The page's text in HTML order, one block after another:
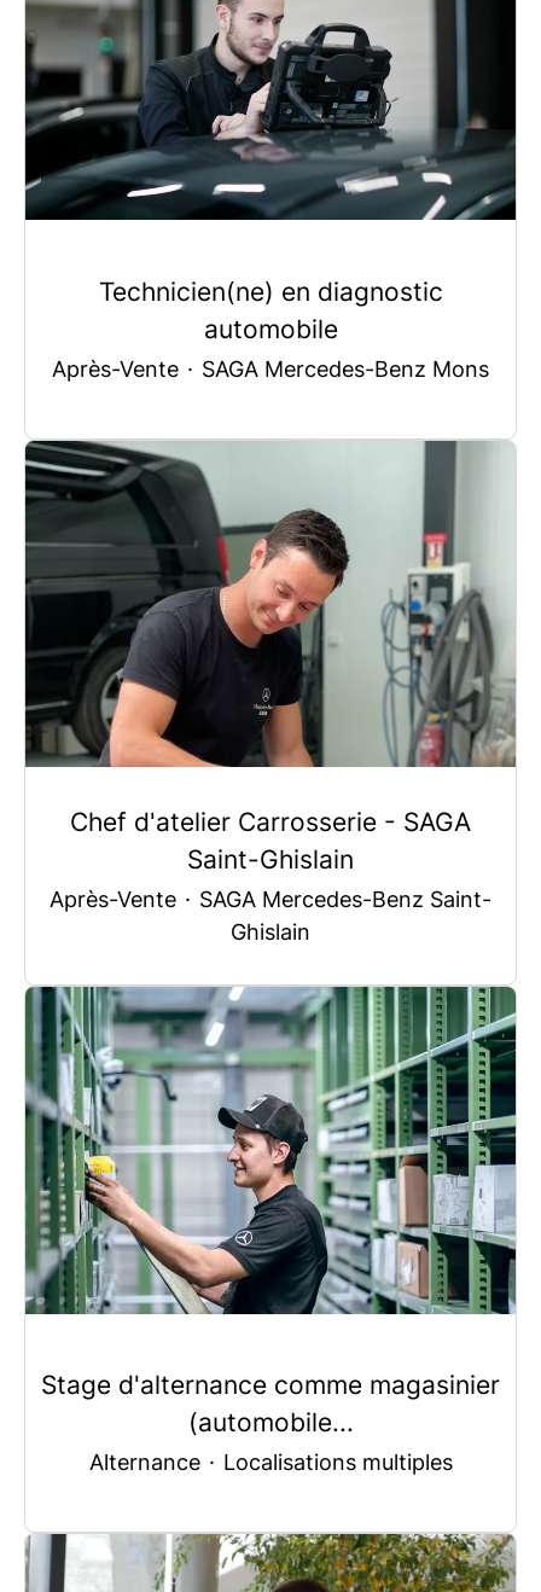
Technicien(ne) en diagnostic
automobile
Après-Vente · SAGA Mercedes-Benz Mons
Chef d'atelier Carrosserie - SAGA
Saint-Ghislain
Après-Vente · SAGA Mercedes-Benz Saint-
Ghislain
Stage d'alternance comme magasinier
(automobile...
Alternance · Localisations multiples